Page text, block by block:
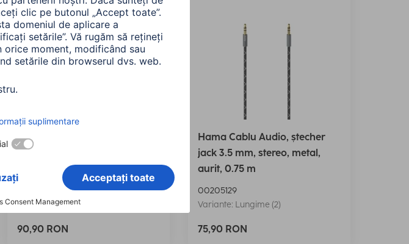
Hama Cablu spiralat "Flexi-
Slim", 2xRCA, 0.75m
00122303
90,90 RON
Hama Cablu Audio, ștecher
jack 3.5 mm, stereo, metal,
aurit, 0.75 m
00205129
Variante: Lungime (2)
75,90 RON